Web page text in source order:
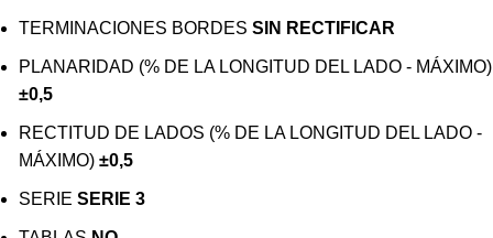
TERMINACIONES BORDES SIN RECTIFICAR
PLANARIDAD (% DE LA LONGITUD DEL LADO - MÁXIMO)
±0,5
RECTITUD DE LADOS (% DE LA LONGITUD DEL LADO -
MÁXIMO) ±0,5
SERIE SERIE 3